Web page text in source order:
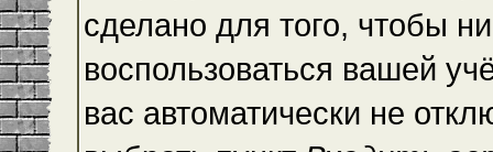
сделано для того, чтобы
воспользоваться вашей
вас автоматически не